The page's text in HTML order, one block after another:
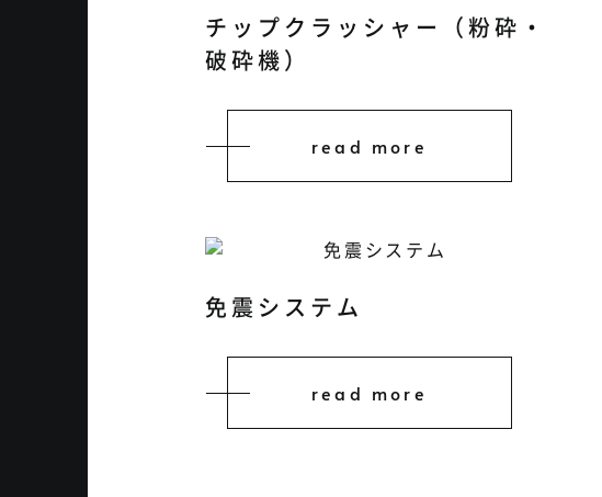
チップクラッシャー（粉砕・
破砕機）
read more
免震システム
read more